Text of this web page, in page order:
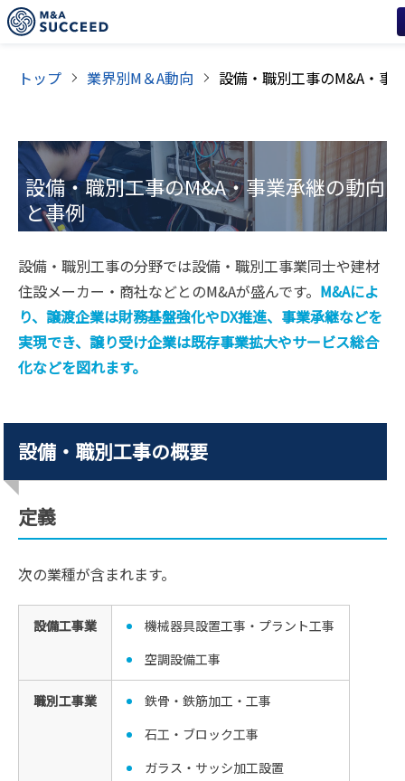
トップ 業界別M＆A動向
設備・職別工事のM&A・事業承継の動向
と事例
設備・職別工事の分野では設備・職別工事業同士や建材
住設メーカー・商社などとのM&Aが盛んです。 M&Aによ
り、譲渡企業は財務基盤強化やDX推進、事業承継などを
実現でき、譲り受け企業は既存事業拡大やサービス総合
化などを図れます。
設備・職別工事の概要
定義
次の業種が含まれます。
設備工事業
機械器具設置工事・プラント工事
空調設備工事
職別工事業
鉄骨・鉄筋加工・工事
石工・ブロック工事
ガラス・サッシ加工設置